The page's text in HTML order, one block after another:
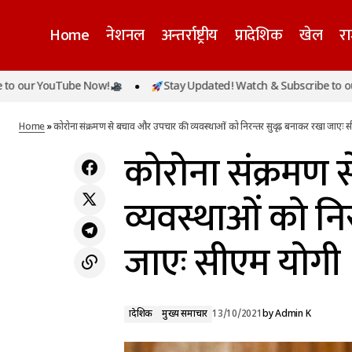
Home नेशनल अन्तर्राष्ट्रीय प्रादेशिक खेल
सीएम योगी ने महाअष्टमी एवं महानवमी के अवसर
प्रादेशिक
Now! Stay Updated! Watch & Subscribe to our
Home»कोरोना संक्रमण से बचाव और उपचार की व्यवस्थाओं को निरन्तर सुदृढ़ बनाकर रखा जाएः
कोरोना
व्यवस्थाओं को
जाएः सीएम योगी
प्रादेशिक मुख्य समाचार 13/10/2021byAdmin K